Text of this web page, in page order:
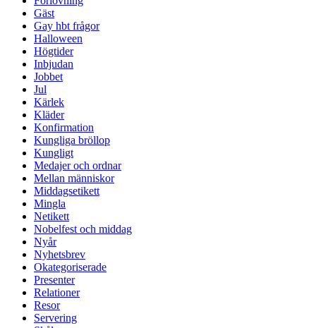
Gäst
Gay hbt frågor
Halloween
Högtider
Inbjudan
Jobbet
Jul
Kärlek
Kläder
Konfirmation
Kungliga bröllop
Kungligt
Medajer och ordnar
Mellan människor
Middagsetikett
Mingla
Netikett
Nobelfest och middag
Nyår
Nyhetsbrev
Okategoriserade
Presenter
Relationer
Resor
Servering